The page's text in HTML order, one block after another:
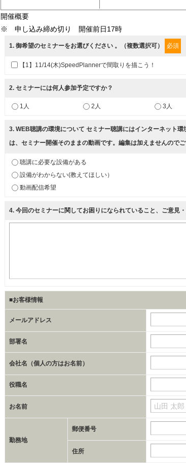
開催概要
※ 申し込み締め切り 開催前日17時
1. 御希望のセミナーをお選びください 。（複数選択可） 必須
【1】11/14(木)SpeedPlannerで間取りを描こう！
2. セミナーには何人参加予定ですか？
1人 2人 3人
3. WEB聴講の環境について セミナー聴講にはインターネット
は、セミナー開催そのままの動画です。編集は加えませんのでご
聴講に必要な設備がある
設備がわからない(教えてほしい）
動画配信希望
4. 今回のセミナーに関してお困りになられていること、ご意見
■お客様情報
メールアドレス
部署名
会社名（個人の方はお名前）
役職名
お名前
勤務地
郵便番号
住所